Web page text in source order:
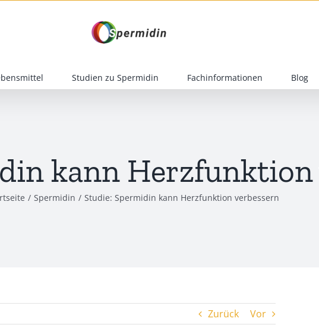
Studien zu Spermidin Fachinformationen Blog
kann Herzfunktion
Spermidin Studie: Spermidin kann Herzfunktion verbessern
Zurück Vor